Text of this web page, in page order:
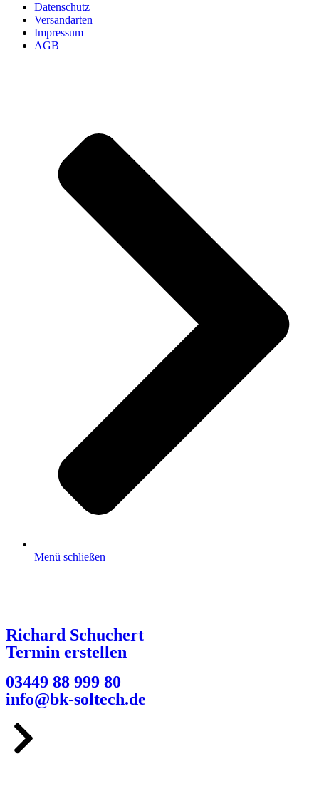
Datenschutz
Versandarten
Impressum
AGB
Menü schließen
Richard Schuchert
Termin erstellen
03449 88 999 80
info@bk-soltech.de